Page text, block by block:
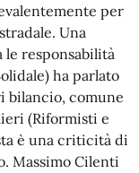
per
Una
le responsabilità
ha parlato
bilancio, comune
(Riformisti e
è una criticità di
Massimo Cilenti